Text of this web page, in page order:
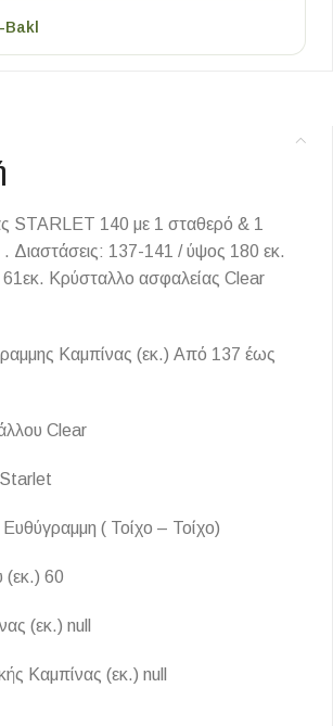
Bakl
STARLET 140 με 1 σταθερό & 1
Διαστάσεις: 137-141 / ύψος 180 εκ.
61εκ. Κρύσταλλο ασφαλείας Clear
Καμπίνας (εκ.) Από 137 έως
Clear
( Τοίχο – Τοίχο)
(εκ.) 60
(εκ.) null
Καμπίνας (εκ.) null